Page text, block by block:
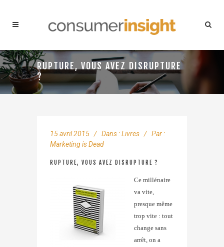
RUPTURE, VOUS AVEZ DISRUPTURE
?
15 avril 2015 Dans :Livres
Par :
Marketing is Dead
RUPTURE, VOUS AVEZ DISRUPTURE ?
Ce millénaire
va vite,
presque même
trop vite : tout
change sans
arrêt, on a